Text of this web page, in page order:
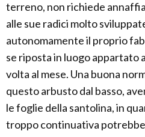
terreno, non richiede
alle sue radici molto
autonomamente il proprio
se riposta in luogo appartato
volta al mese. Una buona
questo arbusto dal basso,
le foglie della santolina, in
troppo continuativa